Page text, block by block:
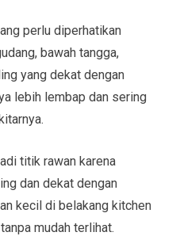
perlu diperhatikan
bawah tangga,
yang dekat dengan
lebih lembap dan sering
titik rawan karena
dan dekat dengan
kecil di belakang kitchen
mudah terlihat.